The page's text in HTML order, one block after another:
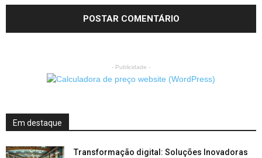
- Publicidade -
Em destaque
Transformação digital: Soluções Inovadoras